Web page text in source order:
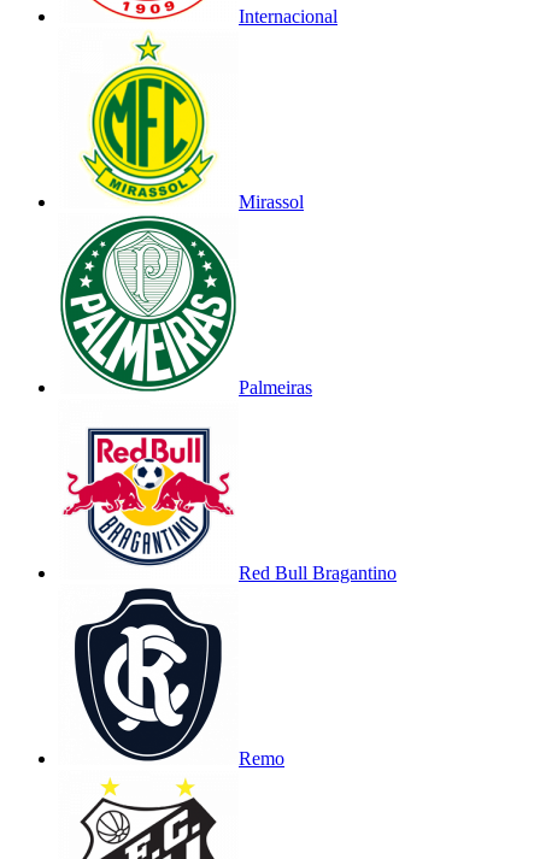
Internacional
Mirassol
Palmeiras
Red Bull Bragantino
Remo